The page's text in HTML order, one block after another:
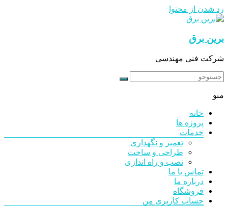
رد شدن از محتوا
برین برق
شرکت فنی مهندسی
منو
خانه
پروژه ها
خدمات
تعمیر و نگهداری
طراحی و ساخت
نصب و راه اندازی
تماس با ما
درباره ما
فروشگاه
حساب کاربری من